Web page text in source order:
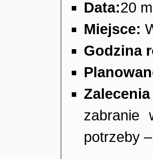
Data:20
Miejsce:
Godzina
zabranie
potrzeby